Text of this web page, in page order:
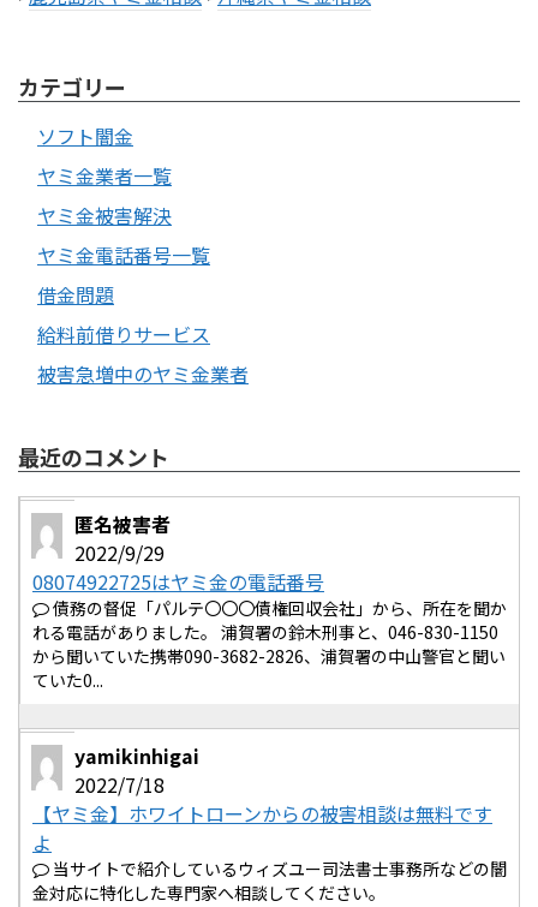
カテゴリー
ソフト闇金
ヤミ金業者一覧
ヤミ金被害解決
ヤミ金電話番号一覧
借金問題
給料前借りサービス
被害急増中のヤミ金業者
最近のコメント
匿名被害者
2022/9/29
08074922725はヤミ金の電話番号
債務の督促「パルテ〇〇〇債権回収会社」から、所在を聞か
れる電話がありました。 浦賀署の鈴木刑事と、046-830-1150
から聞いていた携帯090-3682-2826、浦賀署の中山警官と聞い
ていた0...
yamikinhigai
2022/7/18
【ヤミ金】ホワイトローンからの被害相談は無料です
よ
当サイトで紹介しているウィズユー司法書士事務所などの闇
金対応に特化した専門家へ相談してください。